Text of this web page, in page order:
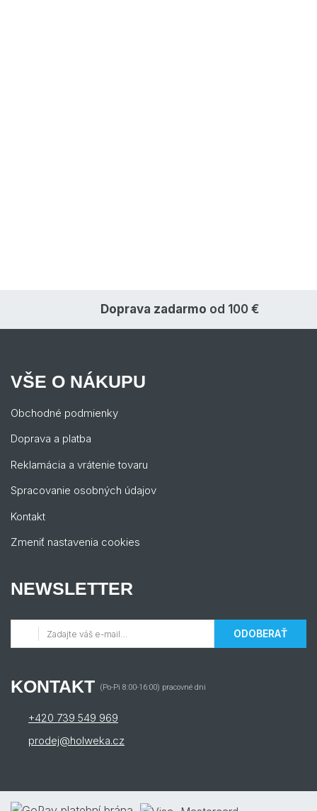
Doprava zadarmo od 100 €
VŠE O NÁKUPU
Obchodné podmienky
Doprava a platba
Reklamácia a vrátenie tovaru
Spracovanie osobných údajov
Kontakt
Zmeniť nastavenia cookies
NEWSLETTER
ODOBERAŤ
KONTAKT (Po-Pi 8:00-16:00) pracovné dni
+420 739 549 969
prodej@holweka.cz